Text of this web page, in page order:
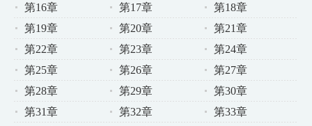
第16章
第17章
第18章
第19章
第20章
第21章
第22章
第23章
第24章
第25章
第26章
第27章
第28章
第29章
第30章
第31章
第32章
第33章